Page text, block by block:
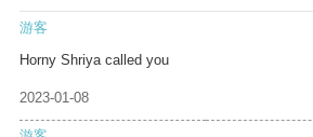
游客
Horny Shriya called you
2023-01-08